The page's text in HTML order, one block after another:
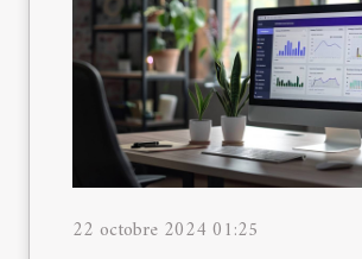
22 octobre 2024 01:25